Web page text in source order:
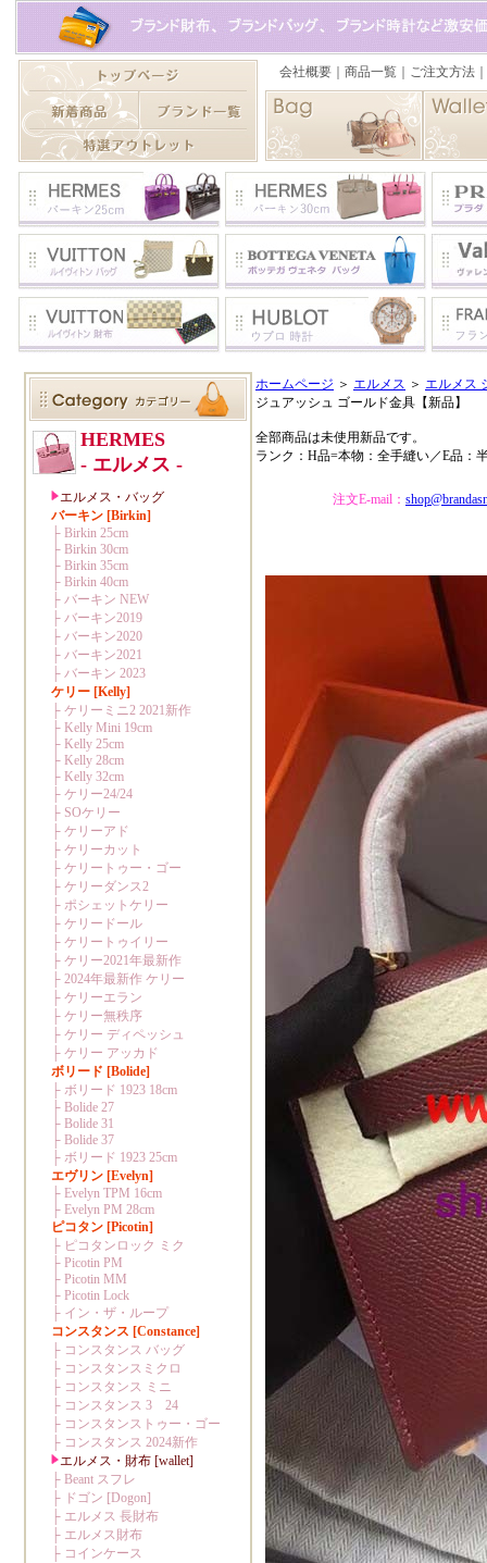
ホームページ ＞ エルメス ＞ エルメス
ジュアッシュ ゴールド金具【新品】
全部商品は未使用新品です。
ランク：H品=本物：全手縫い／E品：
注文E-mail：